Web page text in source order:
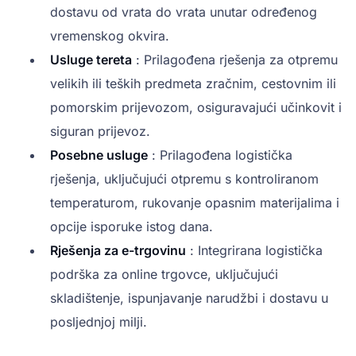
dostavu od vrata do vrata unutar određenog
vremenskog okvira.
Usluge tereta : Prilagođena rješenja za otpremu
velikih ili teških predmeta zračnim, cestovnim ili
pomorskim prijevozom, osiguravajući učinkovit i
siguran prijevoz.
Posebne usluge : Prilagođena logistička
rješenja, uključujući otpremu s kontroliranom
temperaturom, rukovanje opasnim materijalima i
opcije isporuke istog dana.
Rješenja za e-trgovinu : Integrirana logistička
podrška za online trgovce, uključujući
skladištenje, ispunjavanje narudžbi i dostavu u
posljednjoj milji.